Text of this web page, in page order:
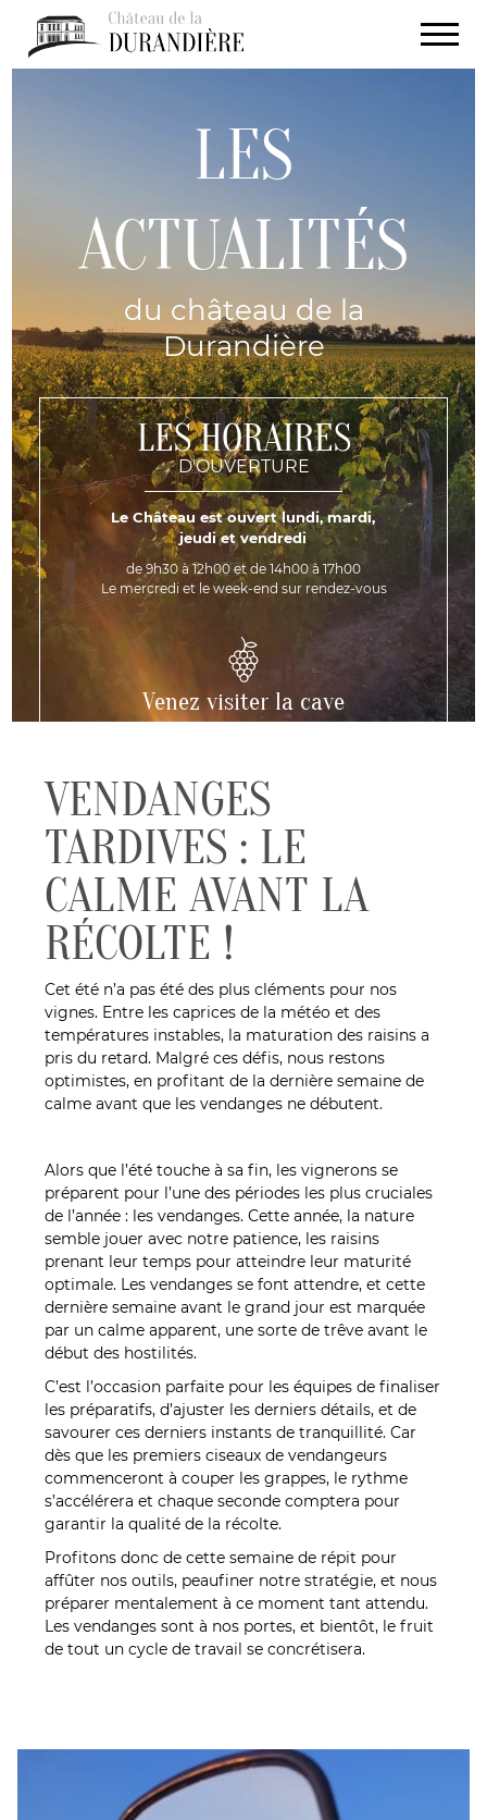
LES
ACTUALITÉS
du château de la
Durandière
LES HORAIRES
D'OUVERTURE
Le Château est ouvert lundi, mardi,
jeudi et vendredi
de 9h30 à 12h00 et de 14h00 à 17h00
Le mercredi et le week-end sur rendez-vous
Venez visiter la cave
VENDANGES
TARDIVES : LE
CALME AVANT LA
RÉCOLTE !
Cet été n’a pas été des plus cléments pour nos
vignes. Entre les caprices de la météo et des
températures instables, la maturation des raisins a
pris du retard. Malgré ces défis, nous restons
optimistes, en profitant de la dernière semaine de
calme avant que les vendanges ne débutent.
Alors que l’été touche à sa fin, les vignerons se
préparent pour l’une des périodes les plus cruciales
de l’année : les vendanges. Cette année, la nature
semble jouer avec notre patience, les raisins
prenant leur temps pour atteindre leur maturité
optimale. Les vendanges se font attendre, et cette
dernière semaine avant le grand jour est marquée
par un calme apparent, une sorte de trêve avant le
début des hostilités.
C’est l’occasion parfaite pour les équipes de finaliser
les préparatifs, d’ajuster les derniers détails, et de
savourer ces derniers instants de tranquillité. Car
dès que les premiers ciseaux de vendangeurs
commenceront à couper les grappes, le rythme
s’accélérera et chaque seconde comptera pour
garantir la qualité de la récolte.
Profitons donc de cette semaine de répit pour
affûter nos outils, peaufiner notre stratégie, et nous
préparer mentalement à ce moment tant attendu.
Les vendanges sont à nos portes, et bientôt, le fruit
de tout un cycle de travail se concrétisera.